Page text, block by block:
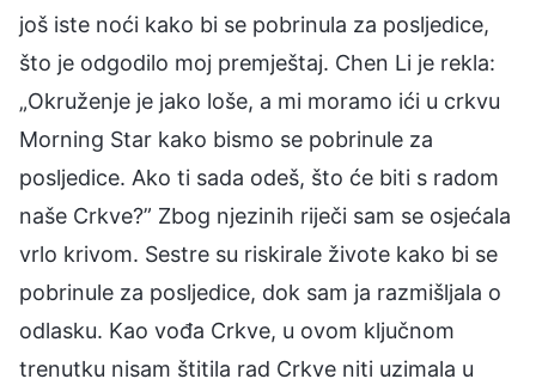
još iste noći kako bi se pobrinula za posljedice,
što je odgodilo moj premještaj. Chen Li je rekla:
„Okruženje je jako loše, a mi moramo ići u crkvu
Morning Star kako bismo se pobrinule za
posljedice. Ako ti sada odeš, što će biti s radom
naše Crkve?” Zbog njezinih riječi sam se osjećala
vrlo krivom. Sestre su riskirale živote kako bi se
pobrinule za posljedice, dok sam ja razmišljala o
odlasku. Kao vođa Crkve, u ovom ključnom
trenutku nisam štitila rad Crkve niti uzimala u